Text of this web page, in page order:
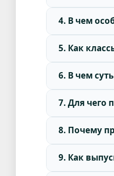
4. В чем
5. Как
6. В чем
7. Для чего
8. Почему
9. Как